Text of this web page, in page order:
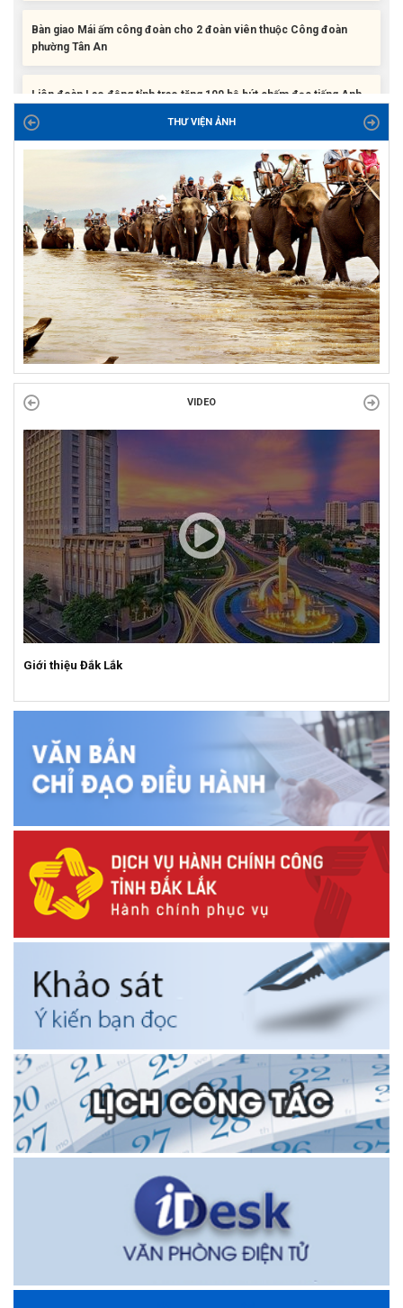
Liên đoàn Lao động tỉnh trao tặng 100 bộ bút chấm đọc tiếng Anh
ĐỜI ĐỜI GHI NHỚ CÔNG ƠN CÁC ANH HÙNG LIỆT SĨ, THƯƠNG
BINH VÀ NGƯỜI CÓ CÔNG VỚI CÁCH MẠNG!
Công đoàn phường Tuy Hòa tổ chức chuỗi hoạt động chào mừng
97 năm ngày thành lập Công đoàn Việt Nam (28/7/1929 –...
THƯ VIỆN ẢNH
VIDEO
Giới thiệu Đắk Lắk